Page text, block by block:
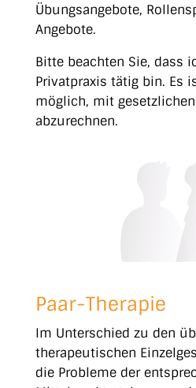
Übungsangebote,
Angebote.
Bitte beachten Sie, dass
Privatpraxis tätig bin. Es
möglich, mit
abzurechnen.
Paar-Therapie
Im Unterschied zu den
therapeutischen
die Probleme der